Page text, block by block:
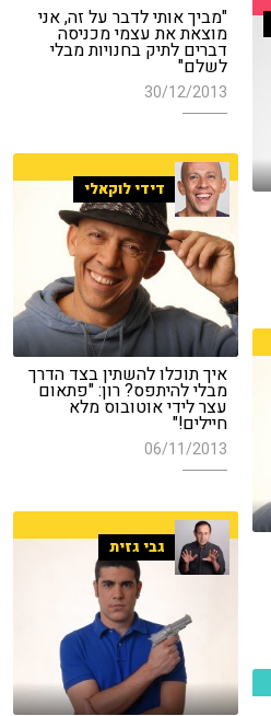
"מביך אותי לדבר על זה, אני
מוצאת את עצמי מכניסה
דברים לתיק בחנויות מבלי
לשלם"
30/12/2013
דידי לוקאלי
איך תוכלו להשתין בצד הדרך
מבלי להיתפס? רון: "פתאום
עצר לידי אוטובוס מלא
חיילים!"
06/11/2013
גבי גזית